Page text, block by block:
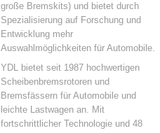
große Bremskits) und bietet durch
Spezialisierung auf Forschung und
Entwicklung mehr
Auswahlmöglichkeiten für Automobile.
YDL bietet seit 1987 hochwertigen
Scheibenbremsrotoren und
Bremsfässern für Automobile und
leichte Lastwagen an. Mit
fortschrittlicher Technologie und 48